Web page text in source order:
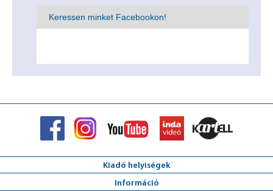
Keressen minket Facebookon!
Kiadó helyiségek
Információ